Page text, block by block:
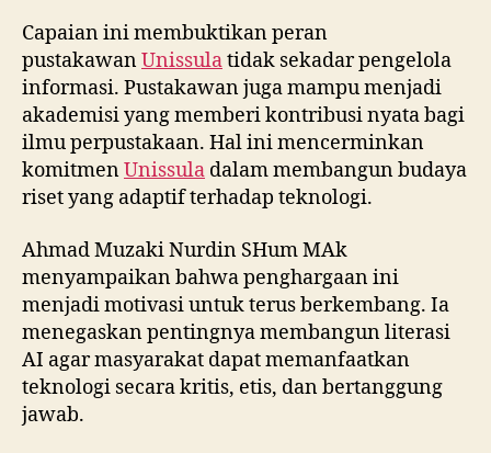
Capaian ini membuktikan peran
pustakawanUnissulatidak sekadar pengelola
informasi. Pustakawan juga mampu menjadi
akademisi yang memberi kontribusi nyata bagi
ilmu perpustakaan. Hal ini mencerminkan
komitmenUnissula dalam membangun budaya
riset yang adaptif terhadap teknologi.
Ahmad Muzaki Nurdin SHum MAk
menyampaikan bahwa penghargaan ini
menjadi motivasi untuk terus berkembang. Ia
menegaskan pentingnya membangun literasi
AI agar masyarakat dapat memanfaatkan
teknologi secara kritis, etis, dan bertanggung
jawab.